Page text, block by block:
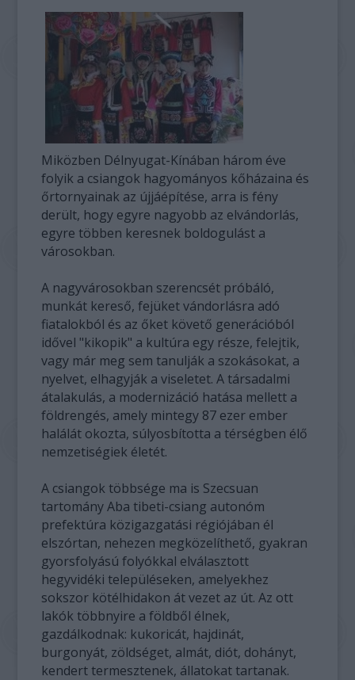
Miközben Délnyugat-Kínában három éve
folyik a csiangok hagyományos kőházaina és
őrtornyainak az újjáépítése, arra is fény
derült, hogy egyre nagyobb az elvándorlás,
egyre többen keresnek boldogulást a
városokban.
A nagyvárosokban szerencsét próbáló,
munkát kereső, fejüket vándorlásra adó
fiatalokból és az őket követő generációból
idővel "kikopik" a kultúra egy része, felejtik,
vagy már meg sem tanulják a szokásokat, a
nyelvet, elhagyják a viseletet. A társadalmi
átalakulás, a modernizáció hatása mellett a
földrengés, amely mintegy 87 ezer ember
halálát okozta, súlyosbította a térségben élő
nemzetiségiek életét.
A csiangok többsége ma is Szecsuan
tartomány Aba tibeti-csiang autonóm
prefektúra közigazgatási régiójában él
elszórtan, nehezen megközelíthető, gyakran
gyorsfolyású folyókkal elválasztott
hegyvidéki településeken, amelyekhez
sokszor kötélhidakon át vezet az út. Az ott
lakók többnyire a földből élnek,
gazdálkodnak: kukoricát, hajdinát,
burgonyát, zöldséget, almát, diót, dohányt,
kendert termesztenek, állatokat tartanak.